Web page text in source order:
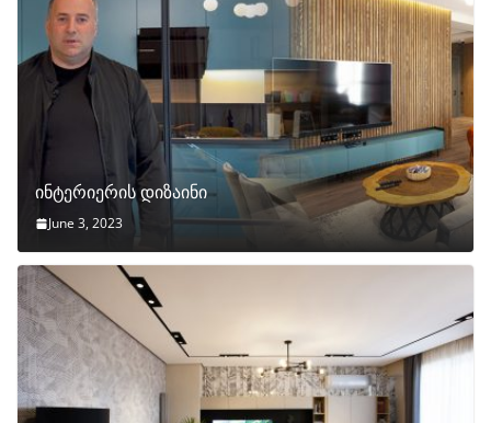
ინტერიერის დიზაინი
June 3, 2023